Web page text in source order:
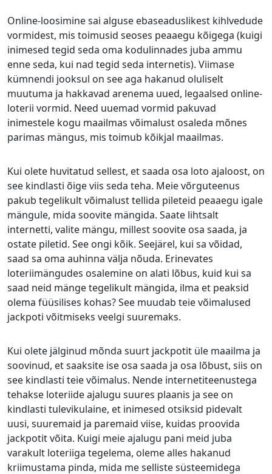
Online-loosimine sai alguse ebaseaduslikest kihlvedude
vormidest, mis toimusid seoses peaaegu kõigega (kuigi
inimesed tegid seda oma kodulinnades juba ammu
enne seda, kui nad tegid seda internetis). Viimase
kümnendi jooksul on see aga hakanud oluliselt
muutuma ja hakkavad arenema uued, legaalsed online-
loterii vormid. Need uuemad vormid pakuvad
inimestele kogu maailmas võimalust osaleda mõnes
parimas mängus, mis toimub kõikjal maailmas.
Kui olete huvitatud sellest, et saada osa loto ajaloost, on
see kindlasti õige viis seda teha. Meie võrguteenus
pakub tegelikult võimalust tellida pileteid peaaegu igale
mängule, mida soovite mängida. Saate lihtsalt
internetti, valite mängu, millest soovite osa saada, ja
ostate piletid. See ongi kõik. Seejärel, kui sa võidad,
saad sa oma auhinna välja nõuda. Erinevates
loteriimängudes osalemine on alati lõbus, kuid kui sa
saad neid mänge tegelikult mängida, ilma et peaksid
olema füüsilises kohas? See muudab teie võimalused
jackpoti võitmiseks veelgi suuremaks.
Kui olete jälginud mõnda suurt jackpotit üle maailma ja
soovinud, et saaksite ise osa saada ja osa lõbust, siis on
see kindlasti teie võimalus. Nende internetiteenustega
tehakse loteriide ajalugu suures plaanis ja see on
kindlasti tulevikulaine, et inimesed otsiksid pidevalt
uusi, suuremaid ja paremaid viise, kuidas proovida
jackpotit võita. Kuigi meie ajalugu pani meid juba
varakult loteriiga tegelema, oleme alles hakanud
kriimustama pinda, mida me selliste süsteemidega